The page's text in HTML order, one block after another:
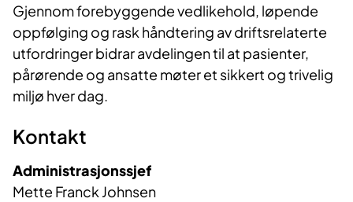
Gjennom forebyggende vedlikehold, løpende
oppfølging og rask håndtering av driftsrelaterte
utfordringer bidrar avdelingen til at pasienter,
pårørende og ansatte møter et sikkert og trivelig
miljø hver dag.
Kontakt
Administrasjonssjef
Mette Franck Johnsen